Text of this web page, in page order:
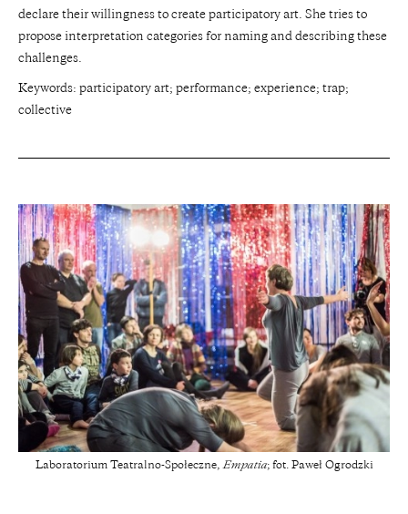
declare their willingness to create participatory art. She tries to
propose interpretation categories for naming and describing these
challenges.
Keywords: participatory art; performance; experience; trap;
collective
Laboratorium Teatralno-Społeczne, Empatia; fot. Paweł Ogrodzki